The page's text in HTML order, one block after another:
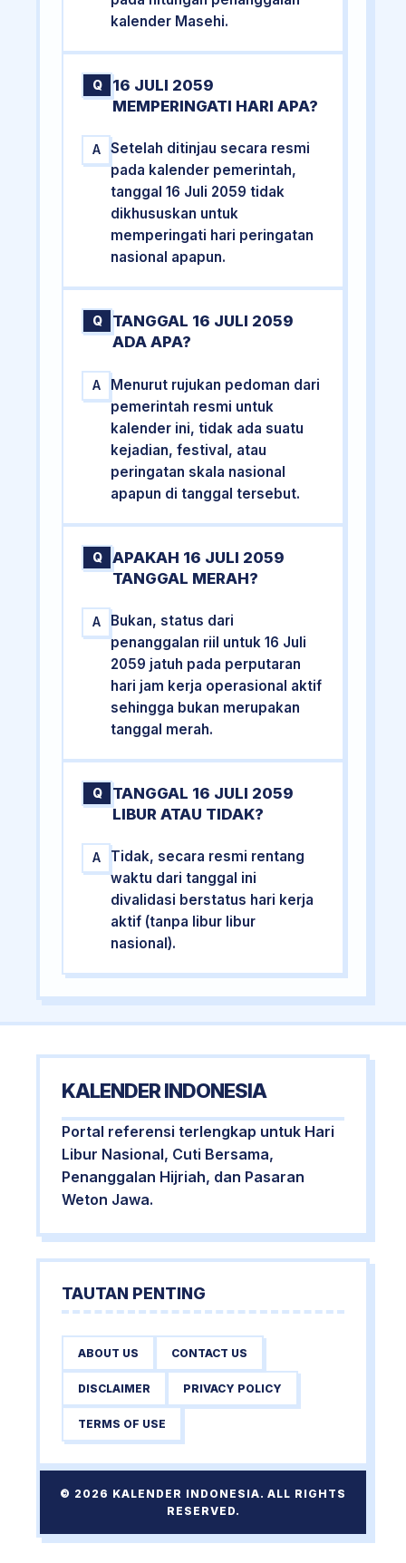
kalender Masehi.
Q
16 JULI 2059
MEMPERINGATI HARI APA?
A
Setelah ditinjau secara resmi
pada kalender pemerintah,
tanggal 16 Juli 2059 tidak
dikhususkan untuk
memperingati hari peringatan
nasional apapun.
Q
TANGGAL 16 JULI 2059
ADA APA?
A
Menurut rujukan pedoman dari
pemerintah resmi untuk
kalender ini, tidak ada suatu
kejadian, festival, atau
peringatan skala nasional
apapun di tanggal tersebut.
Q
APAKAH 16 JULI 2059
TANGGAL MERAH?
A
Bukan, status dari
penanggalan riil untuk 16 Juli
2059 jatuh pada perputaran
hari jam kerja operasional aktif
sehingga bukan merupakan
tanggal merah.
Q
TANGGAL 16 JULI 2059
LIBUR ATAU TIDAK?
A
Tidak, secara resmi rentang
waktu dari tanggal ini
divalidasi berstatus hari kerja
aktif (tanpa libur libur
nasional).
KALENDER INDONESIA
Portal referensi terlengkap untuk Hari
Libur Nasional, Cuti Bersama,
Penanggalan Hijriah, dan Pasaran
Weton Jawa.
TAUTAN PENTING
ABOUT US CONTACT US
DISCLAIMER PRIVACY POLICY
TERMS OF USE
© 2026 KALENDER INDONESIA. ALL RIGHTS
RESERVED.